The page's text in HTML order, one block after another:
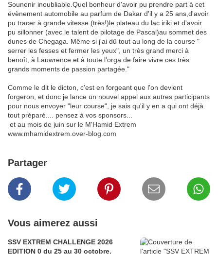
Sounenir inoubliable.Quel bonheur d'avoir pu prendre part à cet
évènement automobile au parfum de Dakar d'il y a 25 ans,d'avoir
pu tracer à grande vitesse (très!)le plateau du lac iriki et d'avoir
pu sillonner (avec le talent de pilotage de Pascal)au sommet des
dunes de Chegaga. Même si j'ai dû tout au long de la course "
serrer les fesses et fermer les yeux", un très grand merci à
benoît, à Lauwrence et à toute l'orga de faire vivre ces très
grands moments de passion partagée."
Comme le dit le dicton, c'est en forgeant que l'on devient
forgeron, et donc je lance un nouvel appel aux autres participants
pour nous envoyer "leur course", je sais qu'il y en a qui ont déjà
tout préparé.... pensez à vos sponsors...
et au mois de juin sur le M'Hamid Extrem
www.mhamidextrem.over-blog.com
Partager
Vous aimerez aussi
SSV EXTREM CHALLENGE 2026
EDITION 0 du 25 au 30 octobre.